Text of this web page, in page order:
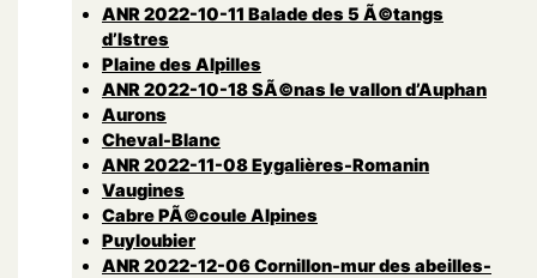
ANR 2022-10-11 Balade des 5 Ã©tangs
d’Istres
Plaine des Alpilles
ANR 2022-10-18 SÃ©nas le vallon d’Auphan
Aurons
Cheval-Blanc
ANR 2022-11-08 Eygalières-Romanin
Vaugines
Cabre PÃ©coule Alpines
Puyloubier
ANR 2022-12-06 Cornillon-mur des abeilles-